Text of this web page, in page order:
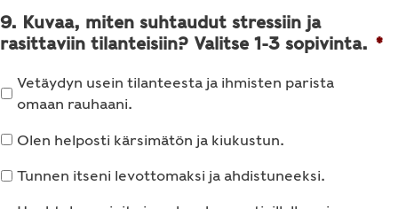
9. Kuvaa, miten suhtaudut stressiin ja
rasittaviin tilanteisiin? Valitse 1-3 sopivinta. *
Vetäydyn usein tilanteesta ja ihmisten parista
omaan rauhaani.
Olen helposti kärsimätön ja kiukustun.
Tunnen itseni levottomaksi ja ahdistuneeksi.